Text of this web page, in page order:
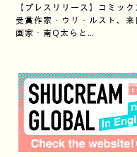
【プレスリリース】コミッ
受賞作家・ウリ・ルスト、
画家・南Q太らと…